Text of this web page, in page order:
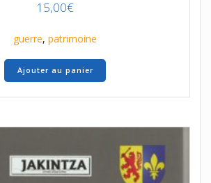
15,00€
guerre, patrimoine
Ajouter au panier